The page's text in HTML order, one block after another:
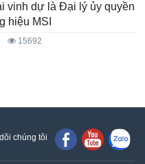
vinh dự là Đại lý ủy quyền
hiệu MSI
15692
chúng tôi